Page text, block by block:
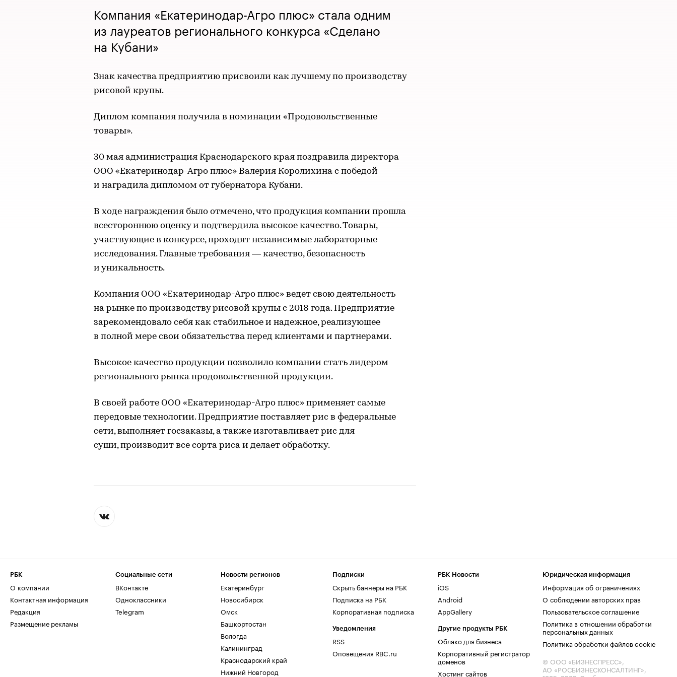
Компания «Екатеринодар-Агро плюс» стала одним
из лауреатов регионального конкурса «Сделано
на Кубани»
Знак качества предприятию присвоили как лучшему по производству
рисовой крупы.
Диплом компания получила в номинации «Продовольственные
товары».
30 мая администрация Краснодарского края поздравила директора
ООО «Екатеринодар-Агро плюс» Валерия Королихина с победой
и наградила дипломом от губернатора Кубани.
В ходе награждения было отмечено, что продукция компании прошла
всестороннюю оценку и подтвердила высокое качество. Товары,
участвующие в конкурсе, проходят независимые лабораторные
исследования. Главные требования — качество, безопасность
и уникальность.
Компания ООО «Екатеринодар-Агро плюс» ведет свою деятельность
на рынке по производству рисовой крупы с 2018 года. Предприятие
зарекомендовало себя как стабильное и надежное, реализующее
в полной мере свои обязательства перед клиентами и партнерами.
Высокое качество продукции позволило компании стать лидером
регионального рынка продовольственной продукции.
В своей работе ООО «Екатеринодар-Агро плюс» применяет самые
передовые технологии. Предприятие поставляет рис в федеральные
сети, выполняет госзаказы, а также изготавливает рис для
суши, производит все сорта риса и делает обработку.
РБК
О компании
Контактная информация
Редакция
Размещение рекламы
Социальные сети
ВКонтакте
Одноклассники
Telegram
Новости регионов
Екатеринбург
Новосибирск
Омск
Башкортостан
Вологда
Калининград
Краснодарский край
Нижний Новгород
Подписки
Скрыть баннеры на РБК
Подписка на РБК
Корпоративная подписка
Уведомления
RSS
Оповещения RBC.ru
РБК Новости
iOS
Android
AppGallery
Другие продукты РБК
Облако для бизнеса
Корпоративный регистратор
доменов
Хостинг сайтов
Юридическая информация
Информация об ограничениях
О соблюдении авторских прав
Пользовательское соглашение
Политика в отношении обработки
персональных данных
Политика обработки файлов cookie
© ООО «БИЗНЕСПРЕСС»,
АО «РОСБИЗНЕСКОНСАЛТИНГ»,